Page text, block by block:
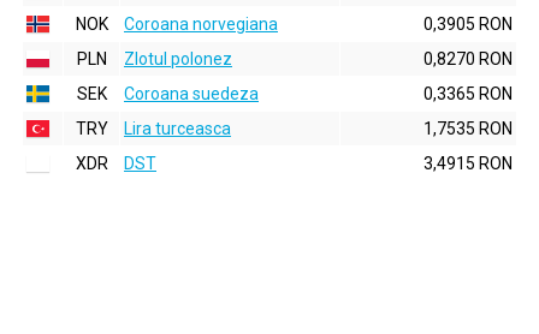
NOK
Coroana norvegiana
0,3905 RON
PLN
Zlotul polonez
0,8270 RON
SEK
Coroana suedeza
0,3365 RON
TRY
Lira turceasca
1,7535 RON
XDR
DST 3,4915 RON